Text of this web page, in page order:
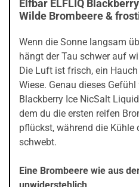
Elfbar ELFLIQ
Wilde Brombeere &
Wenn die Sonne langsam
hängt der Tau schwer auf
Die Luft ist frisch, ein
Wiese. Genau dieses
Blackberry Ice NicSalt
dem du die ersten reifen
pflückst, während die
schwebt.
Eine Brombeere wie aus